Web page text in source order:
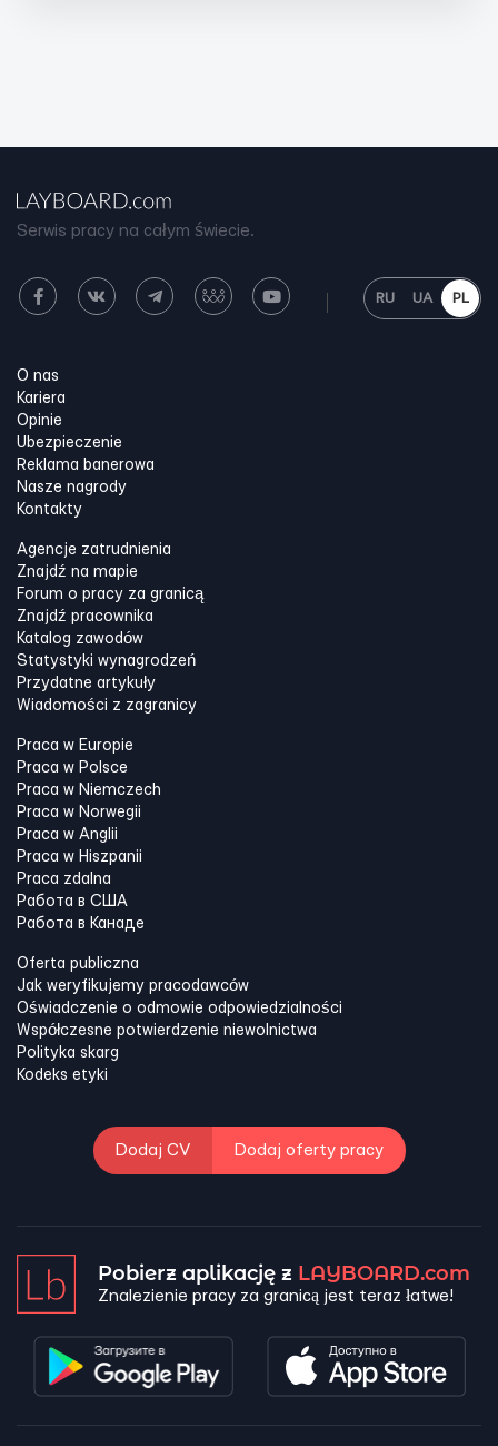
Serwis pracy na całym świecie.
RU UA PL
O nas
Kariera
Opinie
Ubezpieczenie
Reklama banerowa
Nasze nagrody
Kontakty
Agencje zatrudnienia
Znajdź na mapie
Forum o pracy za granicą
Znajdź pracownika
Katalog zawodów
Statystyki wynagrodzeń
Przydatne artykuły
Wiadomości z zagranicy
Praca w Europie
Praca w Polsce
Praca w Niemczech
Praca w Norwegii
Praca w Anglii
Praca w Hiszpanii
Praca zdalna
Работа в США
Работа в Канадe
Oferta publiczna
Jak weryfikujemy pracodawców
Oświadczenie o odmowie odpowiedzialności
Współczesne potwierdzenie niewolnictwa
Polityka skarg
Kodeks etyki
Dodaj CV Dodaj oferty pracy
Pobierz aplikację z LAYBOARD.com
Znalezienie pracy za granicą jest teraz łatwe!